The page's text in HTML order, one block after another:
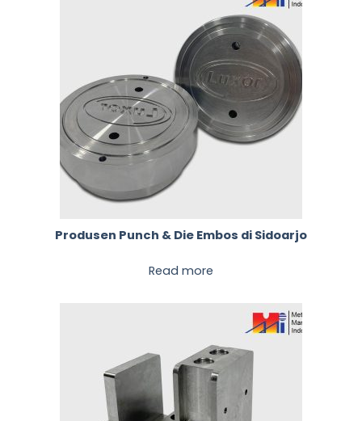
Produsen Punch & Die Embos di Sidoarjo
Read more